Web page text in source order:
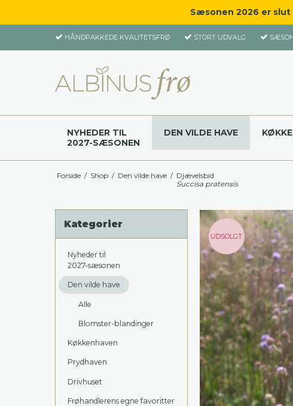
Sæsonen 2026 er slut
HÅNDPAKKEDE KVALITETSFRØ STORT UDVALG
NYHEDER TIL
2027-SÆSONEN
DEN VILDE HAVE
Forside / Shop / Den vilde have / Djævelsbid
Succisa pratensis
Kategorier
Nyheder til
2027-sæsonen
Den vilde have
Alle
Blomster-blandinger
Køkkenhaven
Prydhaven
Drivhuset
Frøhandlerens egne favoritter
UDSOLGT